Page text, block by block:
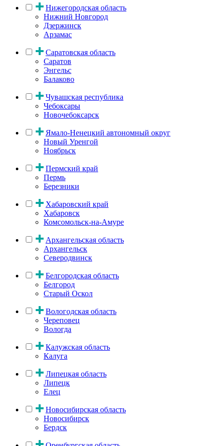
Нижегородская область
Нижний Новгород
Дзержинск
Арзамас
Саратовская область
Саратов
Энгельс
Балаково
Чувашская республика
Чебоксары
Новочебоксарск
Ямало-Ненецкий автономный округ
Новый Уренгой
Ноябрьск
Пермский край
Пермь
Березники
Хабаровский край
Хабаровск
Комсомольск-на-Амуре
Архангельская область
Архангельск
Северодвинск
Белгородская область
Белгород
Старый Оскол
Вологодская область
Череповец
Вологда
Калужская область
Калуга
Липецкая область
Липецк
Елец
Новосибирская область
Новосибирск
Бердск